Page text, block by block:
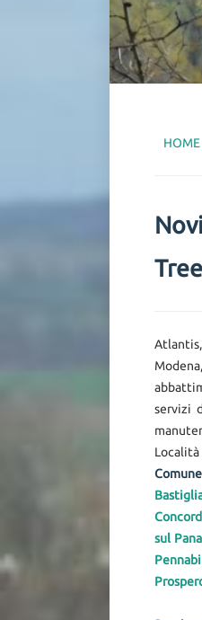
HOME
servizi
Località
Comune
sul